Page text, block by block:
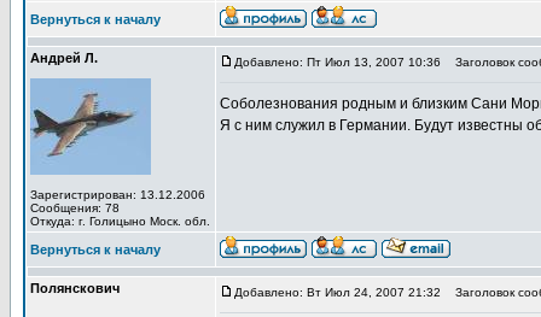
Вернуться к началу
Андрей Л.
Зарегистрирован: 13.12.2006
Сообщения: 78
Откуда: г. Голицыно Моск. обл.
Добавлено: Пт Июл 13, 2007 10:36 Заголовок
Соболезнования родным и близким Сани
Я с ним служил в Германии. Будут известны
Вернуться к началу
Полянскович Добавлено: Вт Июл 24, 2007 21:32 Заголовок